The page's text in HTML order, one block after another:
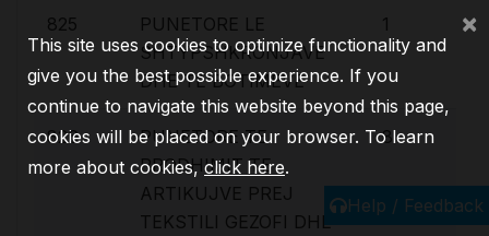
825
PUNETORE LE
SHTYPSHKRONJAVE
DHE TE BOTIMEVE
1
826
PUNETORE TE
PRODHIMIT TE
ARTIKUJVE PREJ
TEKSTILI GEZOFI DHE
8
Help / Feedback
This site uses cookies to optimize functionality and
give you the best possible experience. If you
continue to navigate this website beyond this page,
cookies will be placed on your browser. To learn
more about cookies,click here.
×